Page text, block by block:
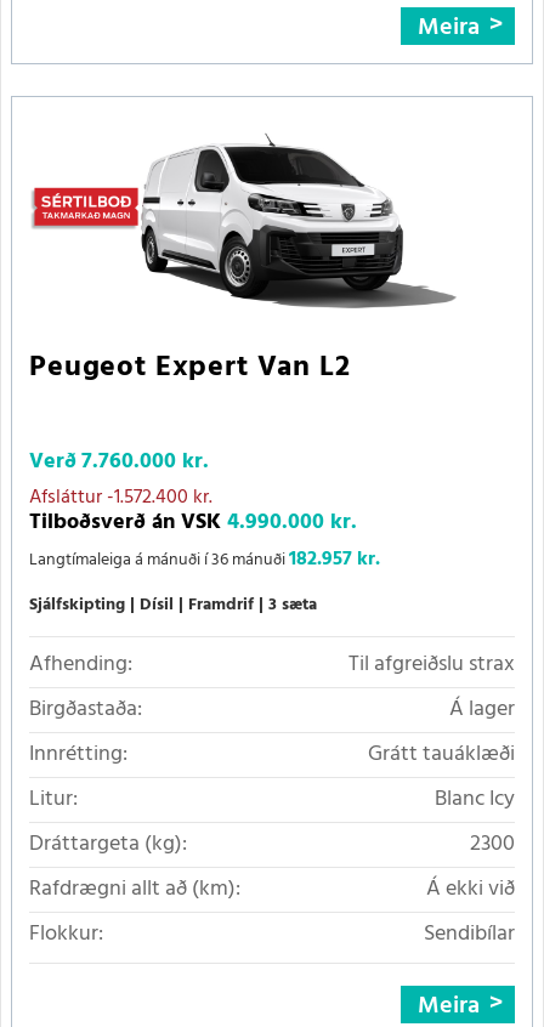
Meira
Peugeot Expert Van L2
Verð7.760.000 kr.
Afsláttur-1.572.400 kr.
Tilboðsverð án VSK4.990.000 kr.
Langtímaleiga á mánuði í 36 mánuði182.957 kr.
Sjálfskipting Dísil Framdrif 3 sæta
Afhending:
Til afgreiðslu strax
Birgðastaða:
Á lager
Innrétting:
Grátt tauáklæði
Litur:
Blanc Icy
Dráttargeta (kg):
2300
Rafdrægni allt að (km):
Á ekki við
Flokkur:
Sendibílar
Meira